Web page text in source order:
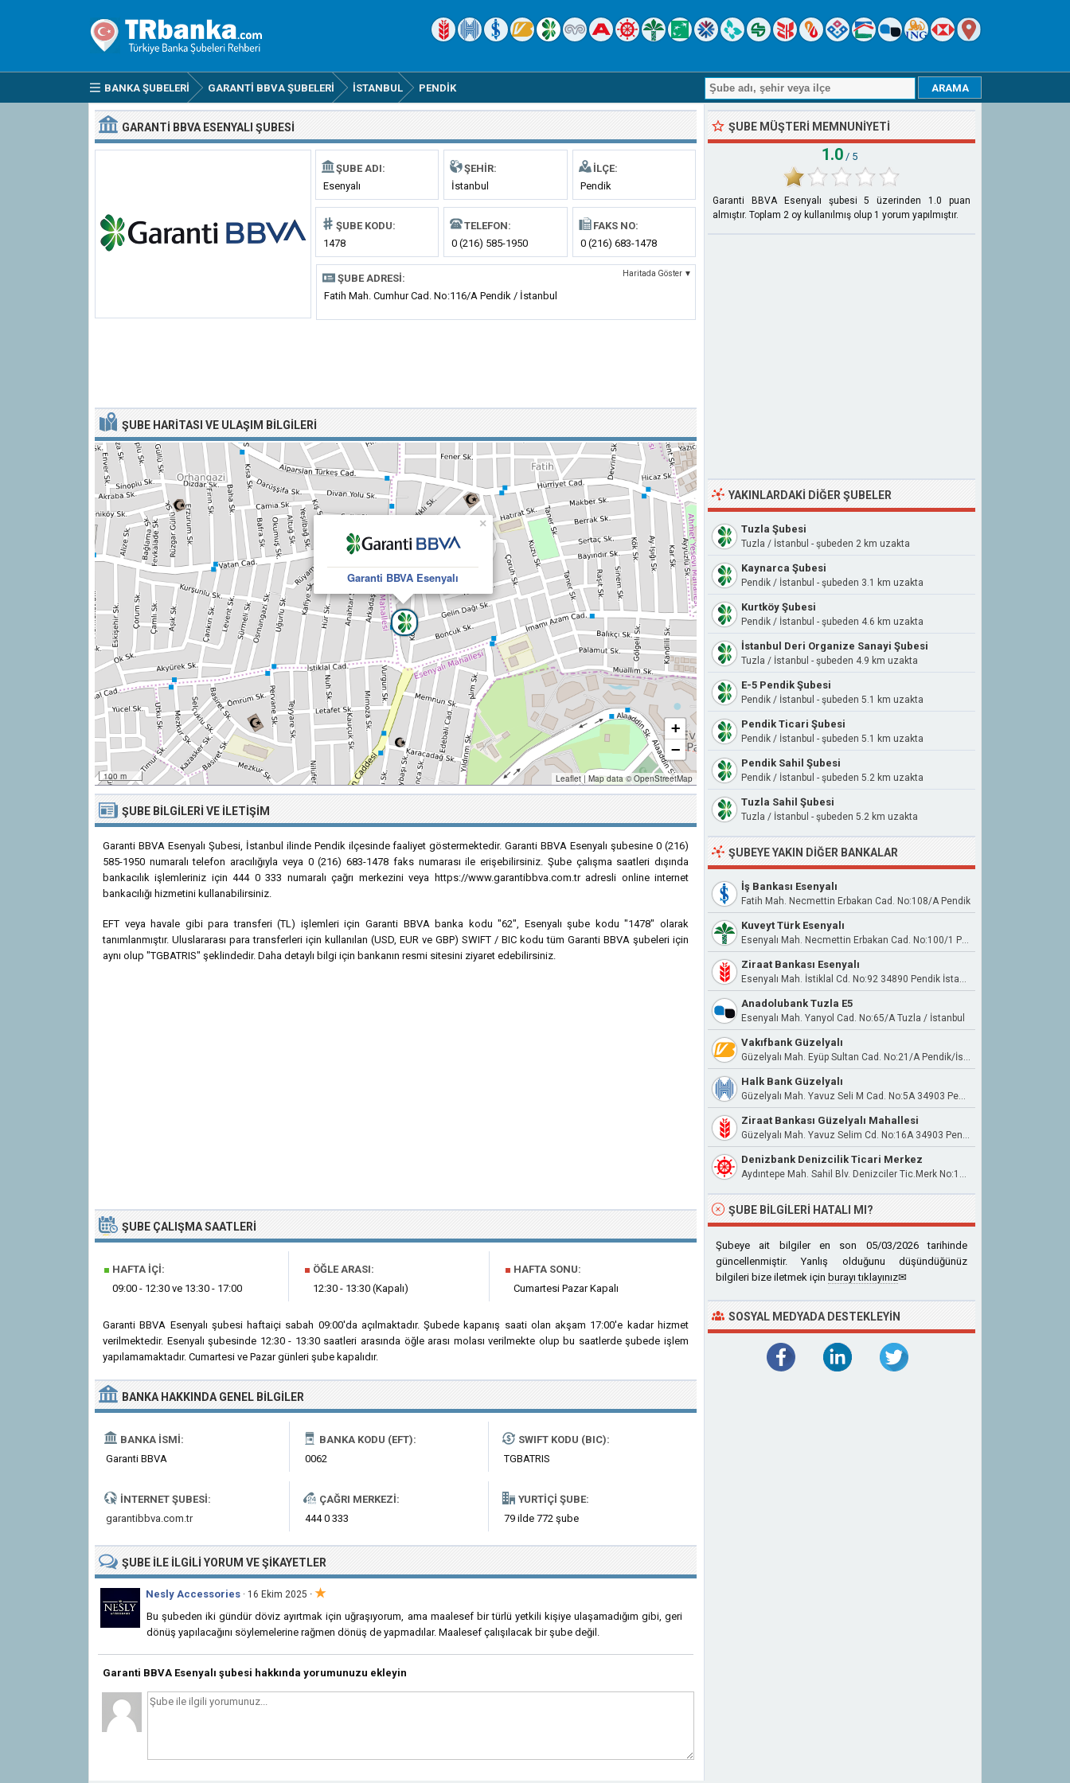
BANKA ŞUBELERI GARANTI BBVA ŞUBELERI İSTANBUL PENDIK
GARANTI BBVA ESENYALI ŞUBESI
ŞUBE ADI:
Esenyalı
ŞEHIR:
İstanbul
İLÇE:
Pendik
ŞUBE KODU:
1478
TELEFON:
0 (216) 585-1950
FAKS NO:
0 (216) 683-1478
ŞUBE ADRESI: Haritada Göster ▼
Fatih Mah. Cumhur Cad. No:116/A Pendik / İstanbul
ŞUBE HARITASI VE ULAŞIM BILGILERI
Garanti BBVA Esenyalı
×
100 m
+
−
Leaflet | Map data © OpenStreetMap
ŞUBE BILGILERI VE İLETIŞIM
Garanti BBVA Esenyalı Şubesi, İstanbul ilinde Pendik ilçesinde faaliyet göstermektedir. Garanti BBVA Esenyalı şubesine 0 (216)
585-1950 numaralı telefon aracılığıyla veya 0 (216) 683-1478 faks numarası ile erişebilirsiniz. Şube çalışma saatleri dışında
bankacılık işlemleriniz için 444 0 333 numaralı çağrı merkezini veya https://www.garantibbva.com.tr adresli online internet
bankacılığı hizmetini kullanabilirsiniz.
EFT veya havale gibi para transferi (TL) işlemleri için Garanti BBVA banka kodu "62", Esenyalı şube kodu "1478" olarak
tanımlanmıştır. Uluslararası para transferleri için kullanılan (USD, EUR ve GBP) SWIFT / BIC kodu tüm Garanti BBVA şubeleri için
aynı olup "TGBATRIS" şeklindedir. Daha detaylı bilgi için bankanın resmi sitesini ziyaret edebilirsiniz.
ŞUBE ÇALIŞMA SAATLERI
■ HAFTA İÇI:
09:00 - 12:30 ve 13:30 - 17:00
■ ÖĞLE ARASI:
12:30 - 13:30 (Kapalı)
■ HAFTA SONU:
Cumartesi Pazar Kapalı
Garanti BBVA Esenyalı şubesi haftaiçi sabah 09:00'da açılmaktadır. Şubede kapanış saati olan akşam 17:00'e kadar hizmet
verilmektedir. Esenyalı şubesinde 12:30 - 13:30 saatleri arasında öğle arası molası verilmekte olup bu saatlerde şubede işlem
yapılamamaktadır. Cumartesi ve Pazar günleri şube kapalıdır.
BANKA HAKKINDA GENEL BILGILER
BANKA İSMI:
Garanti BBVA
BANKA KODU (EFT):
0062
SWIFT KODU (BIC):
TGBATRIS
İNTERNET ŞUBESI:
garantibbva.com.tr
ÇAĞRI MERKEZI:
444 0 333
YURTIÇI ŞUBE:
79 ilde 772 şube
ŞUBE ILE İLGILIYORUM VE ŞIKAYETLER
Nesly Accessories · 16 Ekim 2025 · ★
Bu şubeden iki gündür döviz ayırtmak için uğraşıyorum, ama maalesef bir türlü yetkili kişiye ulaşamadığım gibi, geri
dönüş yapılacağını söylemelerine rağmen dönüş de yapmadılar. Maalesef çalışılacak bir şube değil.
Garanti BBVA Esenyalı şubesi hakkında yorumunuzu ekleyin
ŞUBE MÜŞTERI MEMNUNIYETI
1.0 / 5
Garanti BBVA Esenyalı şubesi 5 üzerinden 1.0 puan
almıştır. Toplam 2 oy kullanılmış olup 1 yorum yapılmıştır.
YAKINLARDAKI DIĞER ŞUBELER
Tuzla Şubesi
Tuzla / İstanbul - şubeden 2 km uzakta
Kaynarca Şubesi
Pendik / İstanbul - şubeden 3.1 km uzakta
Kurtköy Şubesi
Pendik / İstanbul - şubeden 4.6 km uzakta
İstanbul Deri Organize Sanayi Şubesi
Tuzla / İstanbul - şubeden 4.9 km uzakta
E-5 Pendik Şubesi
Pendik / İstanbul - şubeden 5.1 km uzakta
Pendik Ticari Şubesi
Pendik / İstanbul - şubeden 5.1 km uzakta
Pendik Sahil Şubesi
Pendik / İstanbul - şubeden 5.2 km uzakta
Tuzla Sahil Şubesi
Tuzla / İstanbul - şubeden 5.2 km uzakta
ŞUBEYE YAKIN DIĞER BANKALAR
İş Bankası Esenyalı
Fatih Mah. Necmettin Erbakan Cad. No:108/A Pendik
Kuveyt Türk Esenyalı
Esenyalı Mah. Necmettin Erbakan Cad. No:100/1 Pendik/İstanbul
Ziraat Bankası Esenyalı
Esenyalı Mah. İstiklal Cd. No:92 34890 Pendik İstanbul
Anadolubank Tuzla E5
Esenyalı Mah. Yanyol Cad. No:65/A Tuzla / İstanbul
Vakıfbank Güzelyalı
Güzelyalı Mah. Eyüp Sultan Cad. No:21/A Pendik/İstanbul
Halk Bank Güzelyalı
Güzelyalı Mah. Yavuz Seli M Cad. No:5A 34903 Pendik
Ziraat Bankası Güzelyalı Mahallesi
Güzelyalı Mah. Yavuz Selim Cd. No:16A 34903 Pendik İstanbul
Denizbank Denizcilik Ticari Merkez
Aydıntepe Mah. Sahil Blv. Denizciler Tic.Merk No:126 İçkapı No:35 Tuzla İstanbul
ŞUBE BILGILERI HATALI MI?
Şubeye ait bilgiler en son 05/03/2026 tarihinde
güncellenmiştir. Yanlış olduğunu düşündüğünüz
bilgileri bize iletmek için burayı tıklayınız✉
SOSYAL MEDYADA DESTEKLEYIN